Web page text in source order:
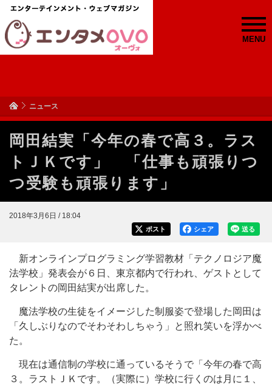
MENU
ニュース
岡田結実「今年の春で高３。ラス
トＪＫです」 「仕事も頑張りつ
つ受験も頑張ります」
2018年3月6日 / 18:04
送る
シェア
ポスト
新オンラインプログラミング学習教材「テクノロジア魔
法学校」発表会が６日、東京都内で行われ、ゲストとして
タレントの岡田結実が出席した。
魔法学校の生徒をイメージした制服姿で登場した岡田は
「久しぶりなのでそわそわしちゃう」と照れ笑いを浮かべ
た。
現在は通信制の学校に通っているそうで「今年の春で高
３。ラストＪＫです。（実際に）学校に行くのは月に１、